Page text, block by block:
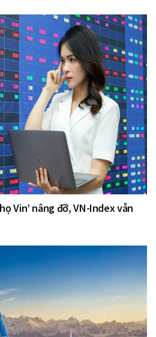
Vin’ nâng đỡ, VN-Index vẫn